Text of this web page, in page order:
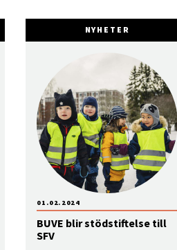
NYHETER
BUVE blir stödstiftelse till
SFV
01.02.2024